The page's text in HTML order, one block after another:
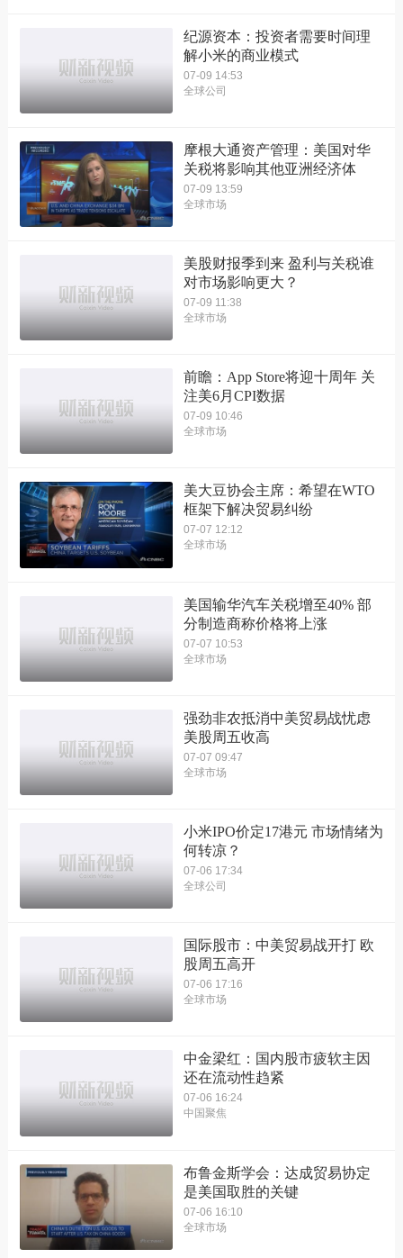
纪源资本：投资者需要时间理
解小米的商业模式
07-09 14:53
全球公司
摩根大通资产管理：美国对华
关税将影响其他亚洲经济体
07-09 13:59
全球市场
美股财报季到来 盈利与关税谁
对市场影响更大？
07-09 11:38
全球市场
前瞻：App Store将迎十周年 关
注美6月CPI数据
07-09 10:46
全球市场
美大豆协会主席：希望在WTO
框架下解决贸易纠纷
07-07 12:12
全球市场
美国输华汽车关税增至40% 部
分制造商称价格将上涨
07-07 10:53
全球市场
强劲非农抵消中美贸易战忧虑
美股周五收高
07-07 09:47
全球市场
小米IPO价定17港元 市场情绪为
何转凉？
07-06 17:34
全球公司
国际股市：中美贸易战开打 欧
股周五高开
07-06 17:16
全球市场
中金梁红：国内股市疲软主因
还在流动性趋紧
07-06 16:24
中国聚焦
布鲁金斯学会：达成贸易协定
是美国取胜的关键
07-06 16:10
全球市场